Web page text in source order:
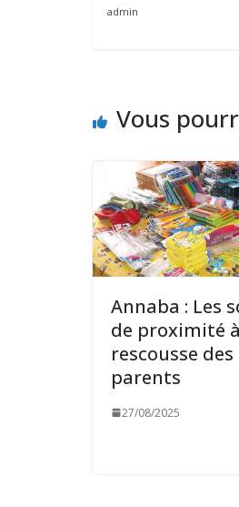
admin
Vous
Annaba : Les
de proximité
rescousse des
parents
27/08/2025